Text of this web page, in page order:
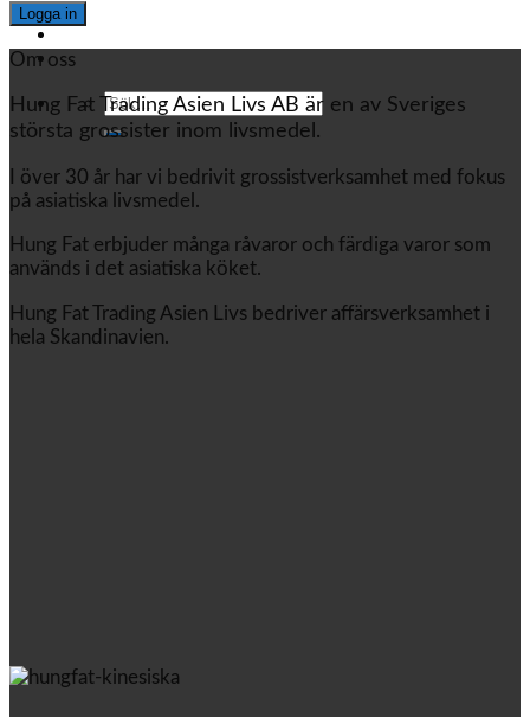
Sök
efter:
Om oss
Hung Fat Trading Asien Livs AB är en av Sveriges
största grossister inom livsmedel.
I över 30 år har vi bedrivit grossistverksamhet med fokus
på asiatiska livsmedel.
Hung Fat erbjuder många råvaror och färdiga varor som
används i det asiatiska köket.
Hung Fat Trading Asien Livs bedriver affärsverksamhet i
hela Skandinavien.